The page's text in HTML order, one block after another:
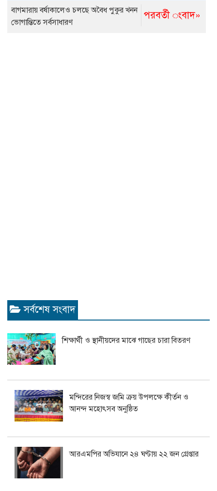
পরবর্তী ংবাদ»
বাগমারায় বর্ষাকালেও চলছে অবৈধ পুকুর খনন
ভোগান্তিতে সর্বসাধারণ
সর্বশেষ সংবাদ
শিক্ষার্থী ও স্থানীয়দের মাঝে গাছের চারা বিতরণ
মন্দিরের নিজস্ব জমি ক্রয় উপলক্ষে কীর্তন ও
আনন্দ মহোৎসব অনুষ্ঠিত
আরএমপির অভিযানে ২৪ ঘণ্টায় ২২ জন গ্রেপ্তার